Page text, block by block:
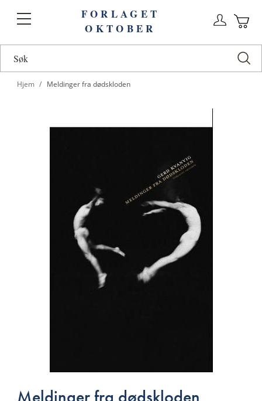
Toggle
FORLAGET
OKTOBER
Hjem Meldinger fra dødskloden